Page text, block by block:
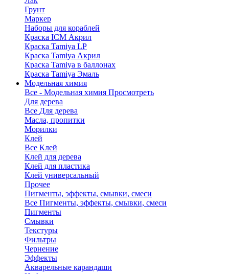
Грунт
Маркер
Наборы для кораблей
Краска ICM Акрил
Краска Tamiya LP
Краска Tamiya Акрил
Краска Tamiya в баллонах
Краска Tamiya Эмаль
Модельная химия
Все - Модельная химия Просмотреть
Для дерева
Все Для дерева
Масла, пропитки
Морилки
Клей
Все Клей
Клей для дерева
Клей для пластика
Клей универсальный
Прочее
Пигменты, эффекты, смывки, смеси
Все Пигменты, эффекты, смывки, смеси
Пигменты
Смывки
Текстуры
Фильтры
Чернение
Эффекты
Акварельные карандаши